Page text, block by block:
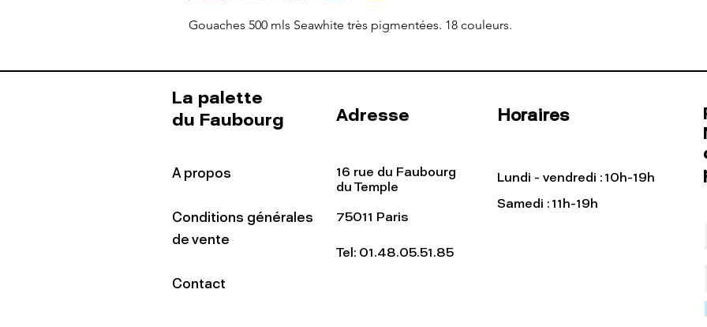
Gouaches 500 mls Seawhite très pigmentées. 18 couleurs.
La palette
du Faubourg
Adresse Horaires
A propos
Conditions générales
de vente
Contact
16 rue du Faubourg
du Temple
75011 Paris
Tel: 01.48.05.51.85
Lundi - vendredi : 10h-19h
Samedi : 11h-19h